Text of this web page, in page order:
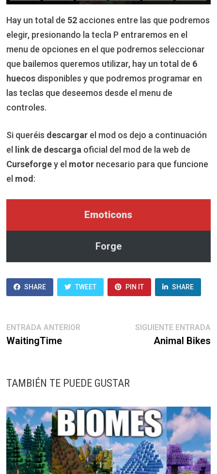
Hay un total de 52acciones entre las que podremos
elegir, presionando la tecla P entraremos en el
menu de opciones en el que podremos seleccionar
que bailemos queremos utilizar, hay un total de 6
huecosdisponibles y que podremos programar en
las teclas que deseemos desde el menu de
controles.
Si queréis descargarel mod os dejo a continuación
el
link de descarga oficial del mod de la web de
Curseforgey el motornecesario para que funcione
el mod :
Emoticons
Forge
SHARE TWEET PIN IT SHARE
Navegación
de
ENTRADA ANTERIOREntrada
WaitingTime
SIGUIENTE ENTRADA
Animal Bikes
TAMBIÉN TE PUEDE GUSTAR